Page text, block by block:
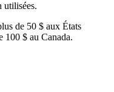
utilisées.
de 50 $ aux États
100 $ au Canada.